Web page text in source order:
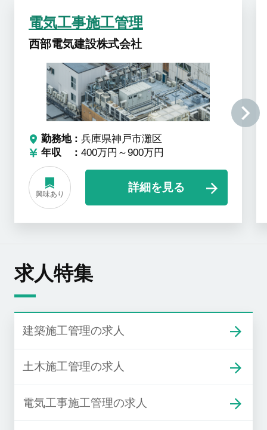
電気工事施工管理
西部電気建設株式会社
勤務地
兵庫県神戸市灘区
年収
400万円～900万円
興味あり
詳細を見る
求人特集
建築施工管理の求人
土木施工管理の求人
電気工事施工管理の求人